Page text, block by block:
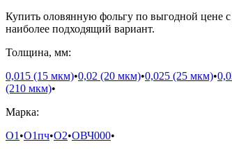
Купить оловянную фольгу по выгодной цене
наиболее подходящий вариант.
Толщина, мм:
0,015 (15 мкм)•0,02 (20 мкм)•0,025 (25 мкм)•
(210 мкм)•
Марка:
О1•О1пч•О2•ОВЧ000•